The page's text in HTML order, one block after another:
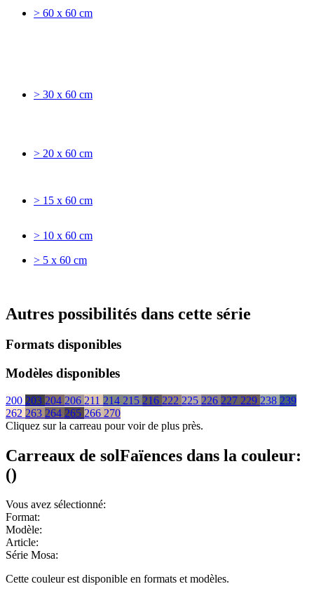
> 60 x 60 cm
> 30 x 60 cm
> 20 x 60 cm
> 15 x 60 cm
> 10 x 60 cm
> 5 x 60 cm
Autres possibilités dans cette série
Formats disponibles
Modèles disponibles
200 203 204 206 211 214 215 216 222 225 226 227 229 238 239
262 263 264 265 266 270
Cliquez sur la carreau pour voir de plus près.
Carreaux de solFaïences dans la couleur:
()
Vous avez sélectionné:
Format:
Modèle:
Article:
Série Mosa:
Cette couleur est disponible en formats et modèles.